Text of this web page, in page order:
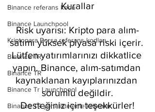
Binance referans kodu
Binance Launchpool
Kriptopara Borsa referans kodları
Binance TR
Binance TR
Binance Tr Launchpool
Binance TR yeni listeleme kriptolar
Kurallar
Risk uyarısı: Kripto para alım-
satımı yüksek piyasa riski içerir.
Lütfen yatırımlarınızı dikkatlice
yapın. Binance, alım-satımdan
kaynaklanan kayıplarınızdan
sorumlu değildir.
Desteğiniz için teşekkürler!